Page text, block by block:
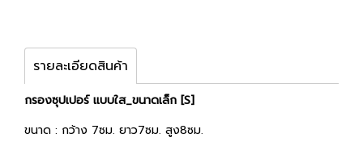
รายละเอียดสินค้า
กรองซุปเปอร์ แบบใส_ขนาดเล็ก [S]
ขนาด : กว้าง 7ซม. ยาว7ซม. สูง8ซม.